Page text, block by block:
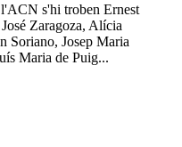
l'ACN s'hi troben Ernest
Zaragoza, Alícia
Soriano, Josep Maria
Maria de Puig...